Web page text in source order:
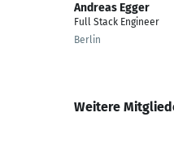
Andreas Egger
Full Stack Engineer
Berlin
Weitere